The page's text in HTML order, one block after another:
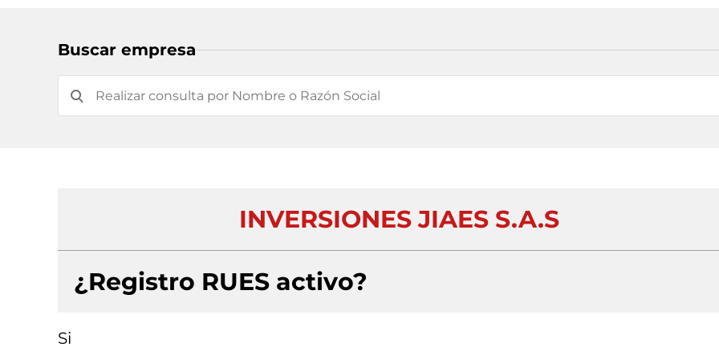
Buscar empresa
INVERSIONES JIAES S.A.S
¿Registro RUES activo?
Si